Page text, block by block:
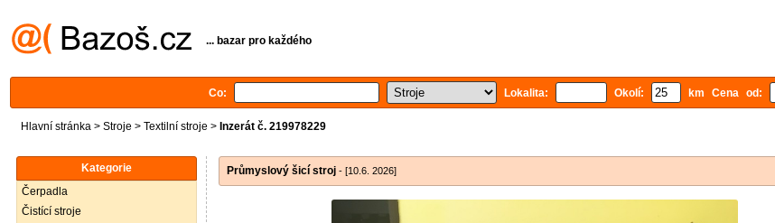
... bazar pro každého
Co: Lokalita: Okolí: km Cena od:
Hlavní stránka > Stroje > Textilní stroje > Inzerát č. 219978229
Kategorie
Čerpadla
Čistící stroje
Průmyslový šicí stroj - [10.6. 2026]